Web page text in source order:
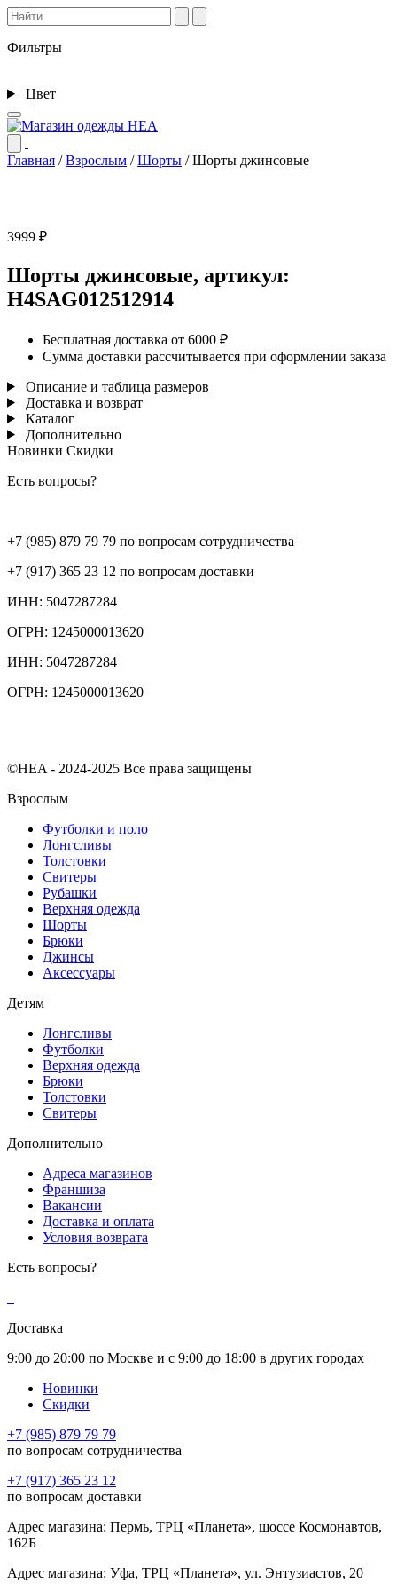
Фильтры
Цвет
Главная /Взрослым /Шорты /Шорты джинсовые
3999 ₽
Шорты джинсовые, артикул:
H4SAG012512914
Бесплатная доставка от 6000 ₽
Сумма доставки рассчитывается при оформлении заказа
Описание и таблица размеров
Доставка и возврат
Каталог
Дополнительно
Новинки Скидки
Есть вопросы?
+7 (985) 879 79 79 по вопросам сотрудничества
+7 (917) 365 23 12 по вопросам доставки
ИНН: 5047287284
ОГРН: 1245000013620
ИНН: 5047287284
ОГРН: 1245000013620
©HEA - 2024-2025 Все права защищены
Взрослым
Футболки и поло
Лонгсливы
Толстовки
Свитеры
Рубашки
Верхняя одежда
Шорты
Брюки
Джинсы
Аксессуары
Детям
Лонгсливы
Футболки
Верхняя одежда
Брюки
Толстовки
Свитеры
Дополнительно
Адреса магазинов
Франшиза
Вакансии
Доставка и оплата
Условия возврата
Есть вопросы?
Доставка
9:00 до 20:00 по Москве и с 9:00 до 18:00 в других городах
Новинки
Скидки
+7 (985) 879 79 79
по вопросам сотрудничества
+7 (917) 365 23 12
по вопросам доставки
Адрес магазина: Пермь, ТРЦ «Планета», шоссе Космонавтов,
162Б
Адрес магазина: Уфа, ТРЦ «Планета», ул. Энтузиастов, 20